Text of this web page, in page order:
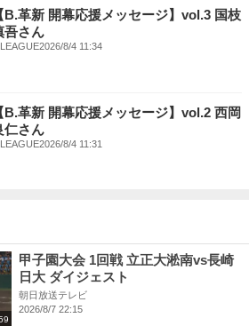
B.革新 開幕応援メッセージ】vol.3 国枝
吾さん
2026/8/4 11:34
B.革新 開幕応援メッセージ】vol.2 西岡
仁さん
2026/8/4 11:31
甲子園大会 1回戦 立正大淞南vs長崎
日大 ダイジェスト
朝日放送テレビ
2026/8/7 22:15